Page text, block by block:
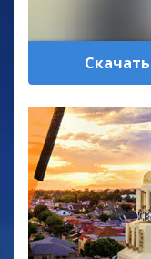
Скачать